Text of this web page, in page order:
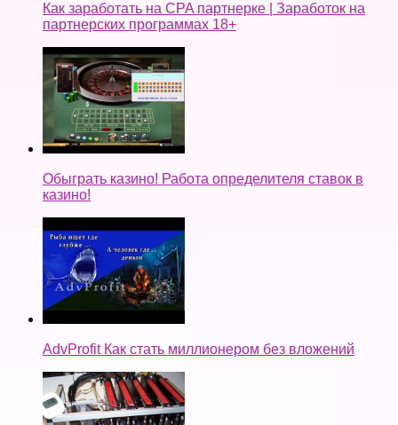
Как заработать на CPA партнерке | Заработок на
партнерских программах 18+
Обыграть казино! Работа определителя ставок в
казино!
AdvProfit Как стать миллионером без вложений